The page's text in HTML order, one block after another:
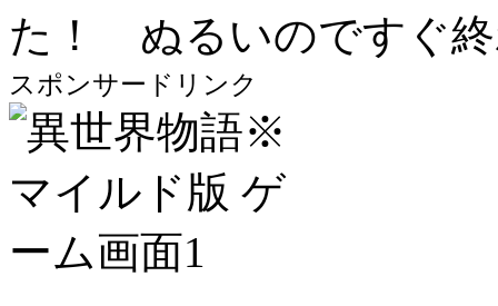
た！ ぬるいのですぐ
スポンサードリンク